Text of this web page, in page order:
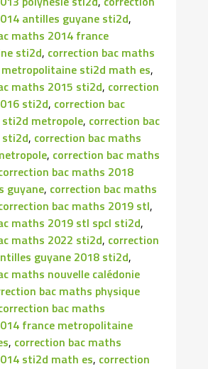
antilles guyane sti2d,
maths 2014 france
sti2d, correction bac maths
sti2d math es,
maths 2015 sti2d, correction
sti2d, correction bac
metropole, correction bac
sti2d, correction bac maths
, correction bac maths
bac maths 2018
guyane, correction bac maths
bac maths 2019 stl,
maths 2019 stl spcl sti2d,
maths 2022 sti2d, correction
guyane 2018 sti2d,
maths nouvelle calédonie
bac maths physique
bac maths
france metropolitaine
, correction bac maths
sti2d math es, correction